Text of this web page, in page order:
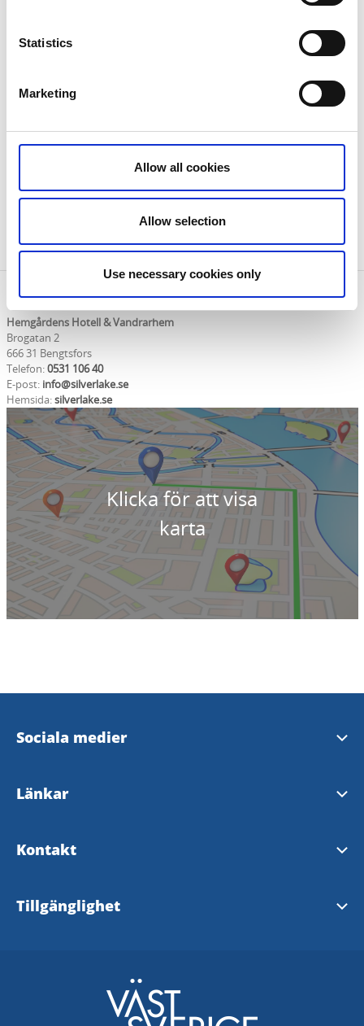
Statistics
Marketing
Allow all cookies
Allow selection
Use necessary cookies only
Det finns något för alla. Varför inte prova på kanot,
kajak, dressin, cykel eller vandring. Du kan hyra kanot,
kajak eller cykel eller så kan du börja eller avsluta din
resa med dressintur. Färden går efter branta
bergsvägar och med kanot längs långsmala
Kontaktinformation
Hemgårdens Hotell & Vandrarhem
Brogatan 2
666 31 Bengtsfors
Telefon:0531 106 40
E-post: info@silverlake.se
Hemsida:silverlake.se
Klicka för att visa
karta
Sociala medier
Bengtsfors kommuns Facebook
Länkar
Bengtsfors kommun
Kontakt
Bengtsfors Turistinformation
Tillgänglighet